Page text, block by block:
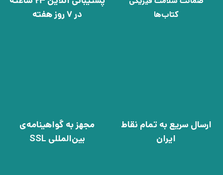
کتاب‌ها
در 7 روز هفته
ارسال سریع به تمام نقاط
ایران
مجهز به گواهینامه‌ی
بین‌المللی SSL